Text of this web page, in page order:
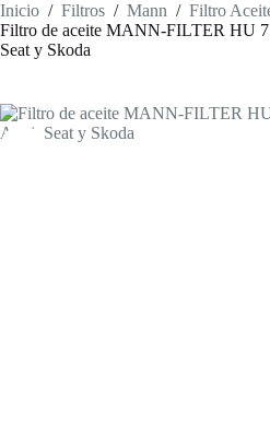
Inicio / Filtros / Mann / Filtro
Filtro de aceite MANN-FILTER HU
Seat y Skoda